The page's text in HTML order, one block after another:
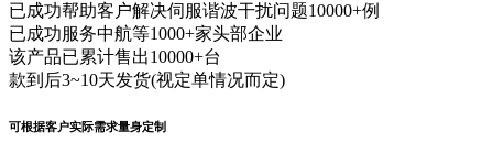
已成功帮助客户解决伺服谐波干扰问题10000+例
已成功服务中航等1000+家头部企业
该产品已累计售出10000+台
款到后3~10天发货(视定单情况而定)
可根据客户实际需求量身定制